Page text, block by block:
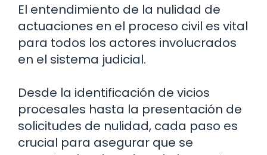
El entendimiento de la nulidad de
actuaciones en el proceso civil es vital
para todos los actores involucrados
en el sistema judicial.
Desde la identificación de vicios
procesales hasta la presentación de
solicitudes de nulidad, cada paso es
crucial para asegurar que se